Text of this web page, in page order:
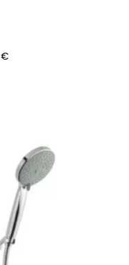
€Ártartomány: